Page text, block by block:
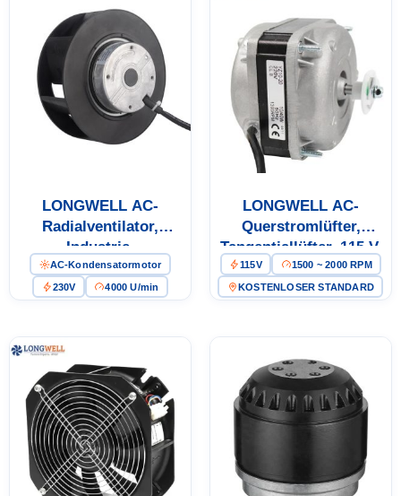
LONGWELL AC-
Radialventilator,
Industrie-
Radialventilator, 230 V,
für Lüftungsanlagen,
– LWFA-140
AC-Kondensatormotor
230V 4000 U/min
LONGWELL AC-
Querstromlüfter,
Tangentiallüfter, 115 V,
für Kühlhäuser und Öfen
115V 1500 ~ 2000 RPM
KOSTENLOSER STANDARD